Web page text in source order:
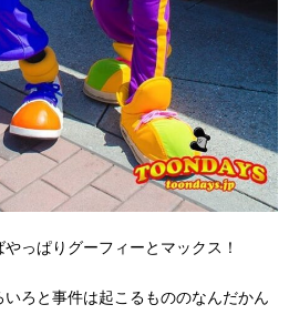
っぱりグーフィーとマックス！
ろと事件は起こるもののなんだかん